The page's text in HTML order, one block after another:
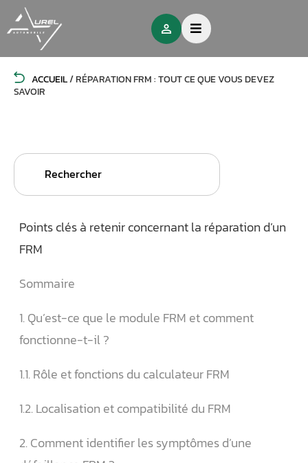
ACCUEIL/RÉPARATION FRM : TOUT CE QUE VOUS DEVEZ
SAVOIR
Search
Points clés à retenir concernant la réparation d’un
FRM
Sommaire
1. Qu’est-ce que le module FRM et comment
fonctionne-t-il ?
1.1. Rôle et fonctions du calculateur FRM
1.2. Localisation et compatibilité du FRM
2. Comment identifier les symptômes d’une